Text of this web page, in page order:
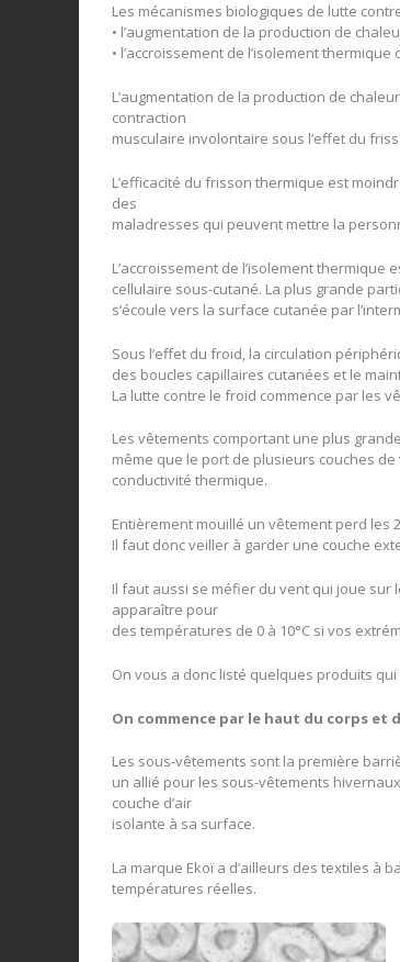
Les mécanismes biologiques de lutte
• l’augmentation de la production de
• l’accroissement de l’isolement thermique
L’augmentation de la production de
contraction
musculaire involontaire sous l’effet du
L’efficacité du frisson thermique est
des
maladresses qui peuvent mettre la
L’accroissement de l’isolement
cellulaire sous-cutané. La plus grande
s’écoule vers la surface cutanée par
Sous l’effet du froid, la circulation
des boucles capillaires cutanées et le
La lutte contre le froid commence par les
Les vêtements comportant une plus
même que le port de plusieurs couches
conductivité thermique.
Entièrement mouillé un vêtement perd les
Il faut donc veiller à garder une couche
Il faut aussi se méfier du vent qui joue sur
apparaître pour
des températures de 0 à 10°C si vos
On vous a donc listé quelques produits
On commence par le haut du corps et
Les sous-vêtements sont la première
un allié pour les sous-vêtements
couche d’air
isolante à sa surface.
La marque Ekoï a d’ailleurs des textiles à
températures réelles.